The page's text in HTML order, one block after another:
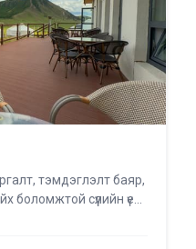
тэмдэглэлт баяр,
сүүлийн үе...